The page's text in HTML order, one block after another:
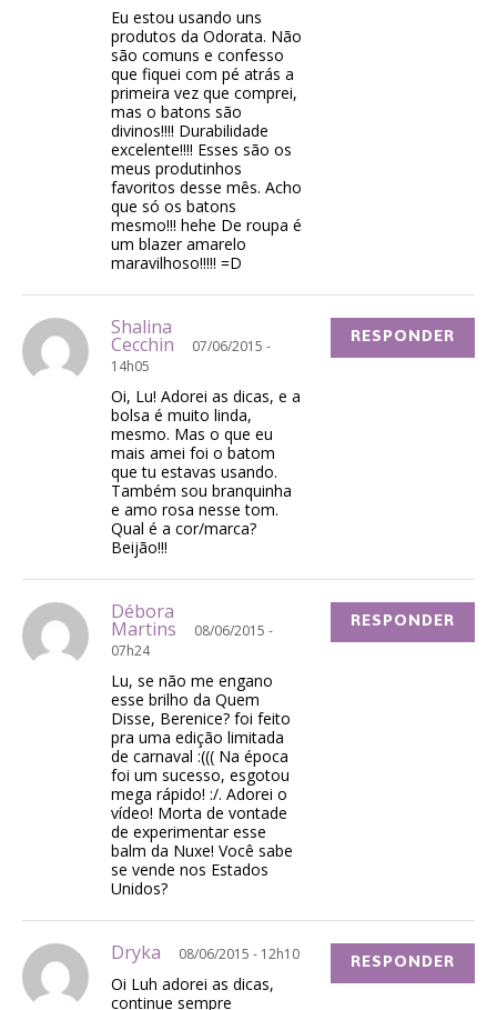
Eu estou usando uns
produtos da Odorata. Não
são comuns e confesso
que fiquei com pé atrás a
primeira vez que comprei,
mas o batons são
divinos!!!! Durabilidade
excelente!!!! Esses são os
meus produtinhos
favoritos desse mês. Acho
que só os batons
mesmo!!! hehe De roupa é
um blazer amarelo
maravilhoso!!!!! =D
Shalina
Cecchin
07/06/2015 -
14h05
Oi, Lu! Adorei as dicas, e a
bolsa é muito linda,
mesmo. Mas o que eu
mais amei foi o batom
que tu estavas usando.
Também sou branquinha
e amo rosa nesse tom.
Qual é a cor/marca?
Beijão!!!
RESPONDER
Débora
Martins
08/06/2015 -
07h24
Lu, se não me engano
esse brilho da Quem
Disse, Berenice? foi feito
pra uma edição limitada
de carnaval :((( Na época
foi um sucesso, esgotou
mega rápido! :/. Adorei o
vídeo! Morta de vontade
de experimentar esse
balm da Nuxe! Você sabe
se vende nos Estados
Unidos?
RESPONDER
Dryka 08/06/2015 - 12h10
Oi Luh adorei as dicas,
continue sempre
RESPONDER